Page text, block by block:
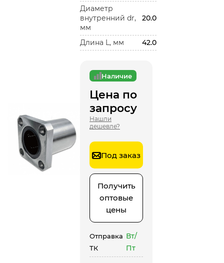
Диаметр
внутренний dr,
мм
20.0
Длина L, мм 42.0
Наличие
Цена по
запросу
Нашли
дешевле?
Под заказ
Получить
оптовые
цены
Отправка
ТК
Вт/
Пт